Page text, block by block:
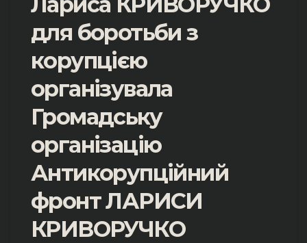
для боротьби з
корупцією
організувала
Громадську
організацію
Антикорупційний
фронт ЛАРИСИ
КРИВОРУЧКО